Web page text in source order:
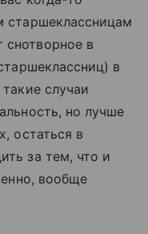
старшеклассницам
в
в
случаи
но лучше
остаться в
за тем, что и
вообще